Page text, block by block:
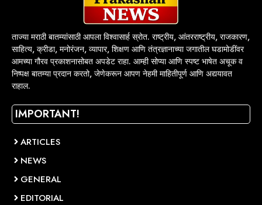
ताज्या मराठी बातम्यांसाठी आपला विश्वासार्ह स्रोत. राष्ट्रीय, आंतरराष्ट्रीय, राजकारण,
साहित्य, क्रीडा, मनोरंजन, व्यापार, शिक्षण आणि तंत्रज्ञानाच्या जगातील घडामोडींवर
आमच्या गौरव प्रकाशनासोबत अपडेट राहा. आम्ही सोप्या आणि स्पष्ट भाषेत अचूक व
निष्पक्ष बातम्या प्रदान करतो, जेणेकरून आपण नेहमी माहितीपूर्ण आणि अद्ययावत
राहाल.
IMPORTANT!
ARTICLES
NEWS
GENERAL
EDITORIAL